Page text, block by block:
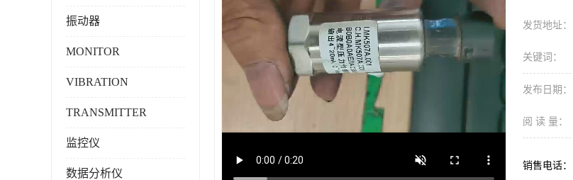
振动器
MONITOR
VIBRATION
TRANSMITTER
监控仪
数据分析仪
发货地址：
关键词：
发布日期：
阅 读 量：
销售电话：